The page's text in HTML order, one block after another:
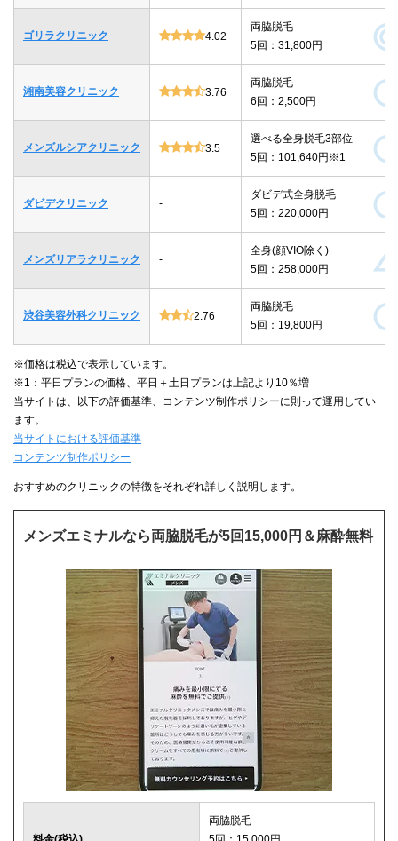
ゴリラクリニック 4.02
両脇脱毛
5回：31,800円
湘南美容クリニック 3.76
両脇脱毛
6回：2,500円
メンズルシアクリニック 3.5
選べる全身脱毛3部位
5回：101,640円※1
ダビデクリニック -
ダビデ式全身脱毛
5回：220,000円
メンズリアラクリニック -
全身(顔VIO除く)
5回：258,000円
渋谷美容外科クリニック 2.76
両脇脱毛
5回：19,800円
※価格は税込で表示しています。
※1：平日プランの価格、平日＋土日プランは上記より10％増
当サイトは、以下の評価基準、コンテンツ制作ポリシーに則って運用してい
ます。
当サイトにおける評価基準
コンテンツ制作ポリシー
おすすめのクリニックの特徴をそれぞれ詳しく説明します。
メンズエミナルなら両脇脱毛が5回15,000円＆麻酔無料
両脇脱毛